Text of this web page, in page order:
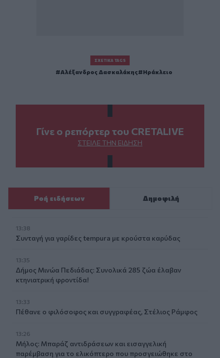
ΣΧΕΤΙΚΆ TAGS
Αλέξανδρος Δασκαλάκης Ηράκλειο
Γίνε ο ρεπόρτερ του CRETALIVE
ΣΤΕΊΛΕ ΤΗΝ ΕΊΔΗΣΗ
Ροή ειδήσεων Δημοφιλή
13:38
Συνταγή για γαρίδες tempura με κρούστα καρύδας
13:35
Δήμος Μινώα Πεδιάδας: Συνολικά 285 ζώα έλαβαν
κτηνιατρική φροντίδα!
13:33
Πέθανε ο φιλόσοφος και συγγραφέας, Στέλιος Ράμφος
13:26
Μήλος: Μπαράζ αντιδράσεων και εισαγγελική
παρέμβαση για το ελικόπτερο που προσγειώθηκε στο